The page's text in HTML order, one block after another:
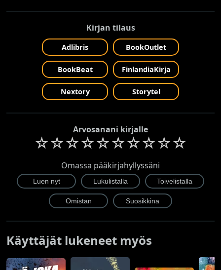
Kirjan tilaus
Adlibris BookOutlet
BookBeat FinlandiaKirja
Nextory Storytel
Arvosanani kirjalle
☆☆☆☆☆☆☆☆☆☆
Omassa pääkirjahyllyssäni
Käyttäjät lukeneet myös